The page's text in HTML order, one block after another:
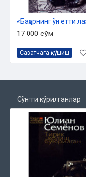
«Баҳорнинг ўн етти
17 000 сўм
Саватчага қўшиш
Сўнгги кўрилганлар